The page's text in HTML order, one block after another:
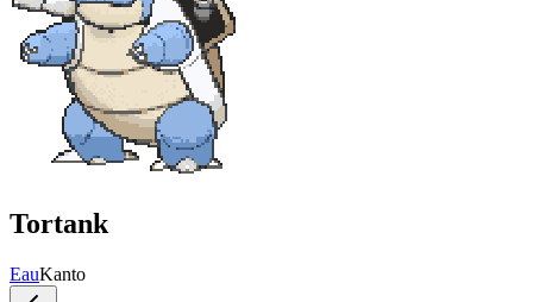
Tortank
EauKanto